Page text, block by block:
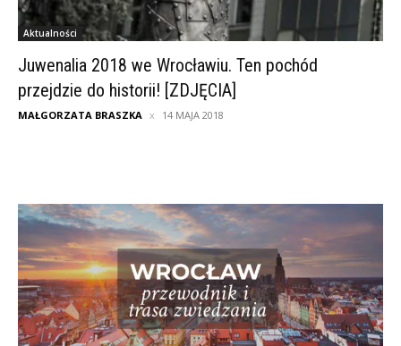
Aktualności
Juwenalia 2018 we Wrocławiu. Ten pochód
przejdzie do historii! [ZDJĘCIA]
MAŁGORZATA BRASZKA 14 MAJA 2018